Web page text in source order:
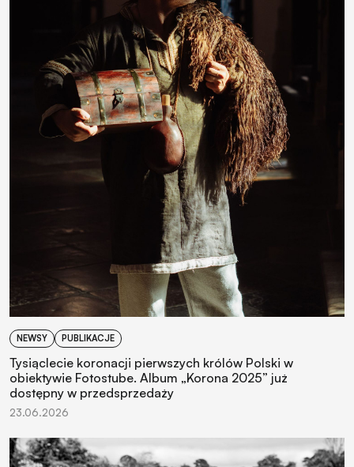
NEWSY PUBLIKACJE
Tysiąclecie koronacji pierwszych królów Polski w
obiektywie Fotostube. Album „Korona 2025” już
dostępny w przedsprzedaży
23.06.2026